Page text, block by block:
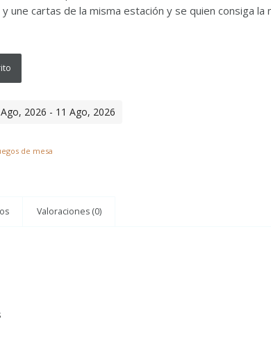
une cartas de la misma estación y se quien consiga la
2026 - 11 Ago, 2026
de mesa
Valoraciones (0)